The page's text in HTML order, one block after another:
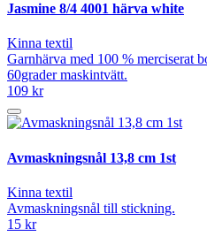
Jasmine 8/4 4001 härva white
Kinna textil
Garnhärva med 100 % merciserat
60grader maskintvätt.
109 kr
Avmaskningsnål 13,8 cm 1st
Kinna textil
Avmaskningsnål till stickning.
15 kr